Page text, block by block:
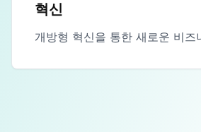
혁신
개방형 혁신을 통한 새로운 비즈